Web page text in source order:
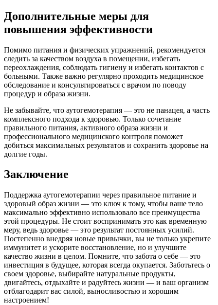
Дополнительные меры для
повышения эффективности
Помимо питания и физических упражнений, рекомендуется
следить за качеством воздуха в помещении, избегать
переохлаждения, соблюдать гигиену и избегать контактов с
больными. Также важно регулярно проходить медицинское
обследование и консультироваться с врачом по поводу
процедур и образа жизни.
Не забывайте, что аутогемотерапия — это не панацея, а часть
комплексного подхода к здоровью. Только сочетание
правильного питания, активного образа жизни и
профессионального медицинского контроля поможет
добиться максимальных результатов и сохранить здоровье на
долгие годы.
Заключение
Поддержка аутогемотерапии через правильное питание и
здоровый образ жизни — это ключ к тому, чтобы ваше тело
максимально эффективно использовало все преимущества
этой процедуры. Не стоит воспринимать это как временную
меру, ведь здоровье — это результат постоянных усилий.
Постепенно внедряя новые привычки, вы не только укрепите
иммунитет и ускорите восстановление, но и улучшите
качество жизни в целом. Помните, что забота о себе — это
инвестиция в будущее, которая всегда окупается. Заботьтесь о
своем здоровье, выбирайте натуральные продукты,
двигайтесь, отдыхайте и радуйтесь жизни — и ваш организм
отблагодарит вас силой, выносливостью и хорошим
настроением!